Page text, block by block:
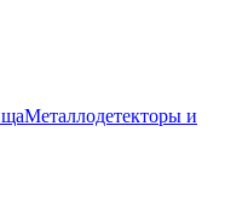
Металлодетекторы и